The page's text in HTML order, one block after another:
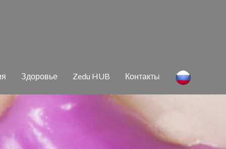
Здо­ро­вье Zedu HUB Кон­так­ты